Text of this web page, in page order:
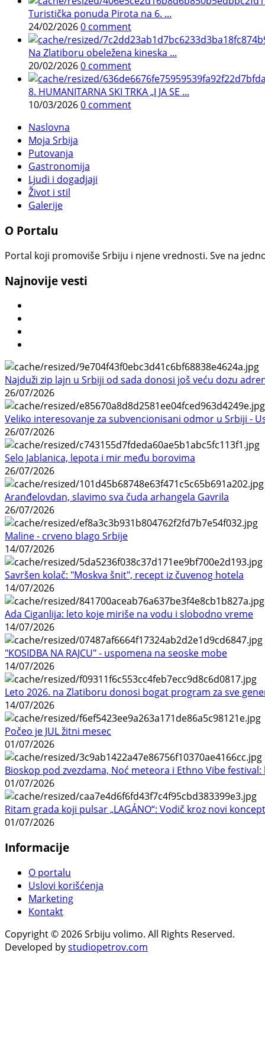
Turistička ponuda Pirota na 6. ...
24/02/20260 comment
Na Zlatiboru obeležena kineska ...
20/02/20260 comment
8. HUMANITARNA SKI TRKA „I JA SE ...
10/03/20260 comment
Naslovna
Moja Srbija
Putovanja
Gastronomija
Ljudi i dogadjaji
Život i stil
Galerije
O Portalu
Portal koji promoviše Srbiju i njene vrednosti. Sve na
Najnovije vesti
Najduži zip lajn u Srbiji od sada donosi još veću dozu
26/07/2026
Veliko interesovanje za subvencionisani odmor u Srbiji -
26/07/2026
Selo Jablanica, lepota i mir među borovima
26/07/2026
Aranđelovdan, slavimo sva čuda arhangela Gavrila
26/07/2026
Maline - crveno blago Srbije
14/07/2026
Savršen kolač: "Moskva šnit", recept iz čuvenog hotela
14/07/2026
Ada Ciganlija: leto koje miriše na vodu i slobodno vreme
14/07/2026
"KOSIDBA NA RAJCU" - uspomena na seoske mobe
14/07/2026
Leto 2026. na Zlatiboru donosi bogat program za sve
14/07/2026
Počeo je JUL žitni mesec
01/07/2026
Bioskop pod zvezdama, Noć meteora i Ethno Vibe
01/07/2026
Ritam grada koji pulsar „LAGÁNO“: Vodič kroz novi
01/07/2026
Informacije
O portalu
Uslovi korišćenja
Marketing
Kontakt
Copyright © 2026 Srbiju volimo. All Rights Reserved.
Developed bystudiopetrov.com